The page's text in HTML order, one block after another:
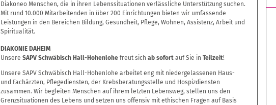
Diakoneo Menschen, die in ihren Lebenssituationen verlässliche Unterstützung suchen.
Mit rund 10.000 Mitarbeitenden in über 200 Einrichtungen bieten wir umfassende
Leistungen in den Bereichen Bildung, Gesundheit, Pflege, Wohnen, Assistenz, Arbeit und
Spiritualität.
DIAKONIE DAHEIM
Unsere SAPV Schwäbisch Hall-Hohenlohe freut sich ab sofort auf Sie in Teilzeit!
Unsere SAPV Schwäbisch Hall-Hohenlohe arbeitet eng mit niedergelassenen Haus-
und Fachärzten, Pflegediensten, der Krebsberatungsstelle und Hospizdiensten
zusammen. Wir begleiten Menschen auf ihrem letzten Lebensweg, stellen uns den
Grenzsituationen des Lebens und setzen uns offensiv mit ethischen Fragen auf Basis